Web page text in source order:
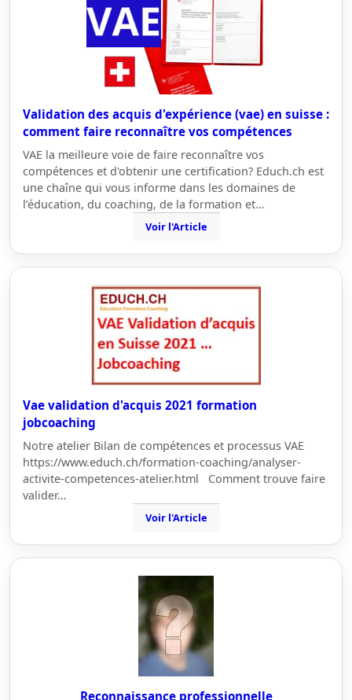
Validation des acquis d'expérience (vae) en suisse :
comment faire reconnaître vos compétences
VAE la meilleure voie de faire reconnaître vos
compétences et d'obtenir une certification? Educh.ch est
une chaîne qui vous informe dans les domaines de
l’éducation, du coaching, de la formation et…
Voir l'Article
Vae validation d'acquis 2021 formation
jobcoaching
Notre atelier Bilan de compétences et processus VAE
https://www.educh.ch/formation-coaching/analyser-
activite-competences-atelier.html Comment trouve faire
valider…
Voir l'Article
Reconnaissance professionnelle